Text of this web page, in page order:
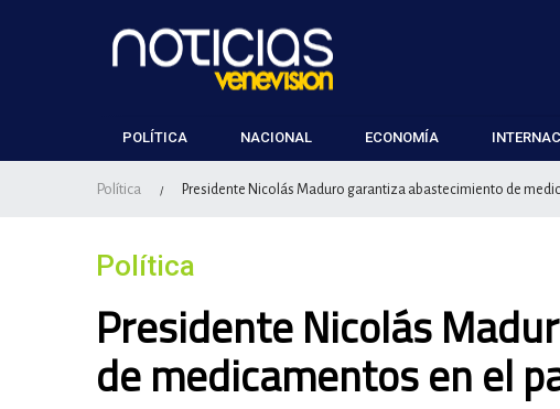
POLÍTICA NACIONAL ECONOMÍA
Política / Presidente Nicolás Maduro garantiza abastecimiento de
Política
Presidente Nicolás
de medicamentos en el